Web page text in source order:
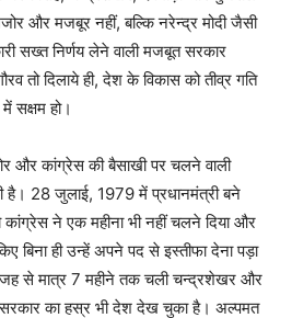
और मजबूर नहीं, बल्कि नरेन्द्र मोदी जैसी
सख्त निर्णय लेने वाली मजबूत सरकार
तो दिलाये ही, देश के विकास को तीव्र गति
सक्षम हो।
और कांग्रेस की बैसाखी पर चलने वाली
28 जुलाई, 1979 में प्रधानमंत्री बने
कांग्रेस ने एक महीना भी नहीं चलने दिया और
बिना ही उन्हें अपने पद से इस्तीफा देना पड़ा
से मात्र 7 महीने तक चली चन्द्रशेखर और
सरकार का हस्र भी देश देख चुका है। अल्पमत